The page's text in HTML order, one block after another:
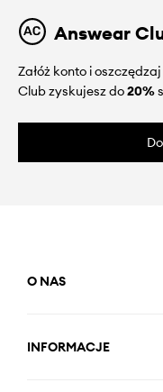
Answear
Załóż konto i
Club zyskujesz do20%
O NAS
INFORMACJE